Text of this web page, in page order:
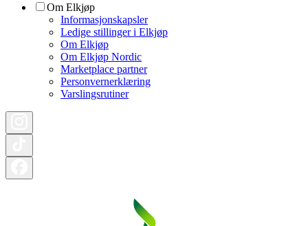
Om Elkjøp
Informasjonskapsler
Ledige stillinger i Elkjøp
Om Elkjøp
Om Elkjøp Nordic
Marketplace partner
Personvernerklæring
Varslingsrutiner